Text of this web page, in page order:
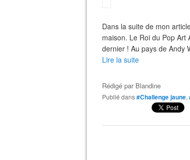
Dans la suite de mon
maison. Le Roi du Pop Art
dernier ! Au pays de Andy
Lire la suite
Rédigé par Blandine
Publié dans#Challenge jaune,